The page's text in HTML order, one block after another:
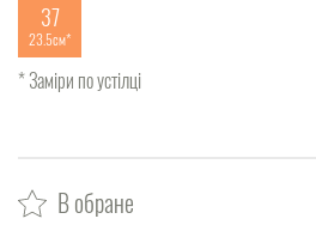
37
23.5см
* Заміри по устілці
В обране